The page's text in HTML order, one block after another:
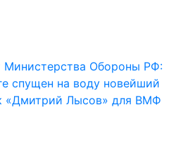
Министерства Обороны РФ:
спущен на воду новейший
«Дмитрий Лысов» для ВМФ